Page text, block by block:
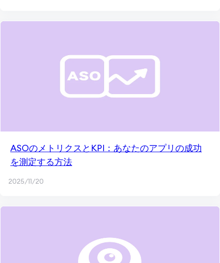
ASOのメトリクスとKPI：あなたのアプリの成功
を測定する方法
2025/11/20